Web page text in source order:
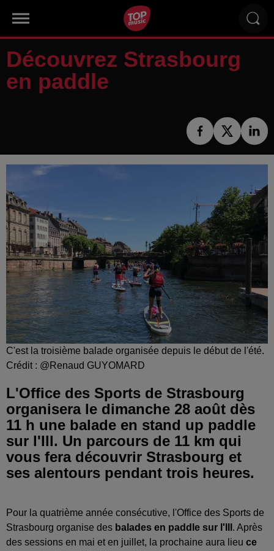
Découvrez Strasbourg
en paddle
C'est la troisième balade organisée depuis le début de l'été.
Crédit : @Renaud GUYOMARD
L'Office des Sports de Strasbourg
organisera le dimanche 28 août dès
11 h une balade en stand up paddle
sur l'Ill. Un parcours de 11 km qui
vous fera découvrir Strasbourg et
ses alentours pendant trois heures.
Pour la quatrième année consécutive, l'Office des Sports de
Strasbourg organise des balades en paddle sur l'Ill . Après
des sessions en mai et en juillet, la prochaine aura lieu ce